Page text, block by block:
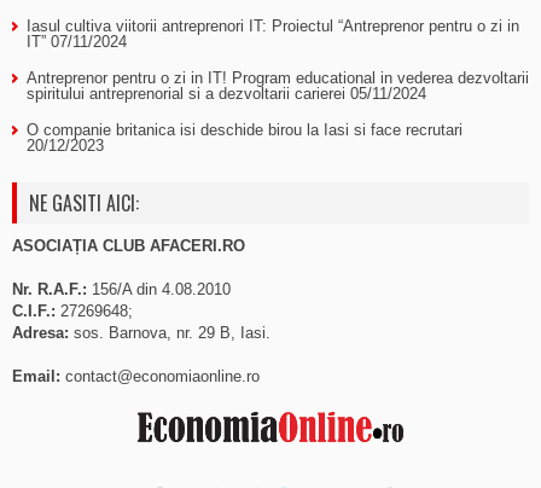
Iasul cultiva viitorii antreprenori IT: Proiectul “Antreprenor pentru o zi in
IT” 07/11/2024
Antreprenor pentru o zi in IT! Program educational in vederea dezvoltarii
spiritului antreprenorial si a dezvoltarii carierei 05/11/2024
O companie britanica isi deschide birou la Iasi si face recrutari
20/12/2023
NE GASITI AICI:
ASOCIAȚIA CLUB AFACERI.RO
Nr. R.A.F.: 156/A din 4.08.2010
C.I.F.: 27269648;
Adresa: sos. Barnova, nr. 29 B, Iasi.
Email: contact@economiaonline.ro